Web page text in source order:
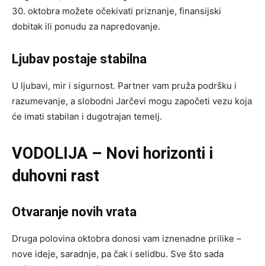
30. oktobra možete očekivati priznanje, finansijski
dobitak ili ponudu za napredovanje.
Ljubav postaje stabilna
U ljubavi, mir i sigurnost. Partner vam pruža podršku i
razumevanje, a slobodni Jarčevi mogu započeti vezu koja
će imati stabilan i dugotrajan temelj.
VODOLIJA – Novi horizonti i
duhovni rast
Otvaranje novih vrata
Druga polovina oktobra donosi vam iznenadne prilike –
nove ideje, saradnje, pa čak i selidbu. Sve što sada